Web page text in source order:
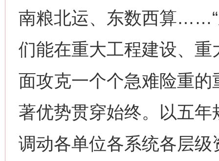
南粮北运、东数西算……“
们能在重大工程建设、
面攻克一个个急难险重
著优势贯穿始终。以五
调动各单位各系统各层